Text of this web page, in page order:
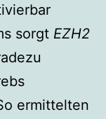
sorgt EZH2
ermittelten